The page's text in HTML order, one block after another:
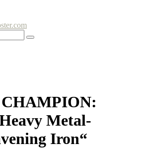
Metal-
Iron“